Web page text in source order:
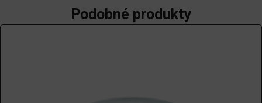
množstvíPodobné produkty